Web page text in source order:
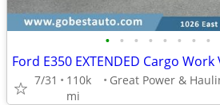
• • • • • • • •
7/31
110k
mi